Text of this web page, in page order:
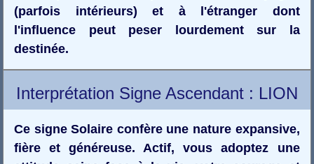
(parfois intérieurs) et à l'étranger dont
l'influence peut peser lourdement sur la
destinée.
Interprétation Signe Ascendant : LION
Ce signe Solaire confère une nature expansive,
fière et généreuse. Actif, vous adoptez une